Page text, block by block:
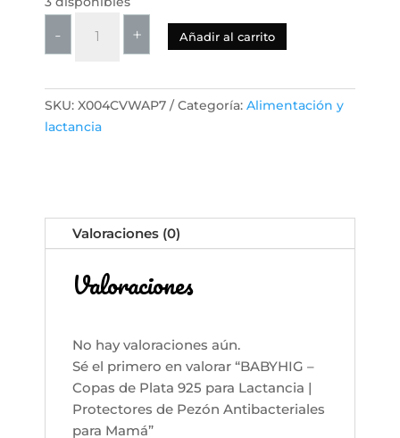
-
de
Plata
925
Protectores
de
Antibacteriales
para
cantidad
+ Añadir al carrito
SKU: X004CVWAP7 Categoría: Alimentación y
lactancia
Valoraciones (0)
Valoraciones
No hay valoraciones aún.
Sé el primero en valorar “BABYHIG –
Copas de Plata 925 para Lactancia |
Protectores de Pezón Antibacteriales
para Mamá”